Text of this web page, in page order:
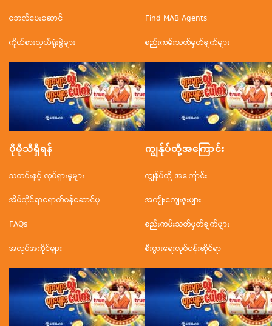
ဘေလ်ပေးဆောင်
ကိုယ်စားလှယ်ရုံးခွဲများ
Find MAB Agents
စည်းကမ်းသတ်မှတ်ချက်များ
ပိုမိုသိရှိရန်
သတင်းနှင့် လှုပ်ရှားမှုများ
အိမ်တိုင်ရာရောက်ဝန်ဆောင်မှု
FAQs
အလုပ်အကိုင်များ
ကျွန်ုပ်တို့အ‌ကြောင်း
ကျွန်ုပ်တို့ အကြောင်း
အကျိုးကျေးဇူးများ
စည်းကမ်းသတ်မှတ်ချက်များ
စီးပွားရေးလုပ်ငန်းဆိုင်ရာ